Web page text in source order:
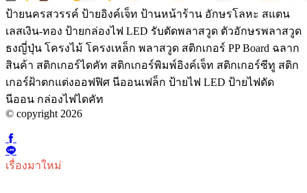
ป้ายนครสวรรค์ ป้ายอิงค์เจ็ท ป้านหน้าร้าน อักษรโลหะ สแตน
เลสเงิน-ทอง ป้ายกล่องไฟ LED รับตัดพลาสวูด ตัวอักษรพลาสวูด
ธงญี่ปุ่น โครงไม้ โครงเหล็ก พลาสวูด สติกเกอร์ PP Board ฉลาก
สินค้า สติกเกอร์ไดคัท สติกเกอร์พิมพ์อิงค์เจ็ท สติกเกอร์ซีทู สติก
เกอร์ฝ้าตกแต่งออฟฟิศ นีออนเฟล็ก ป้ายไฟ LED ป้ายไฟดัด
นีออน กล่องไฟไดคัท
© copyright 2026
เรื่องมาใหม่